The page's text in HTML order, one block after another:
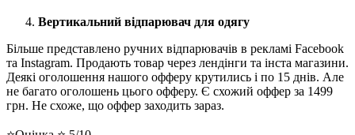
Вертикальний відпарювач для одягу
Більше представлено ручних відпарювачів в рекламі Facebook
та Instagram. Продають товар через лендінги та інста магазини.
Деякі оголошення нашого офферу крутились і по 15 днів. Але
не багато оголошень цього офферу. Є схожий оффер за 1499
грн. Не схоже, що оффер заходить зараз.